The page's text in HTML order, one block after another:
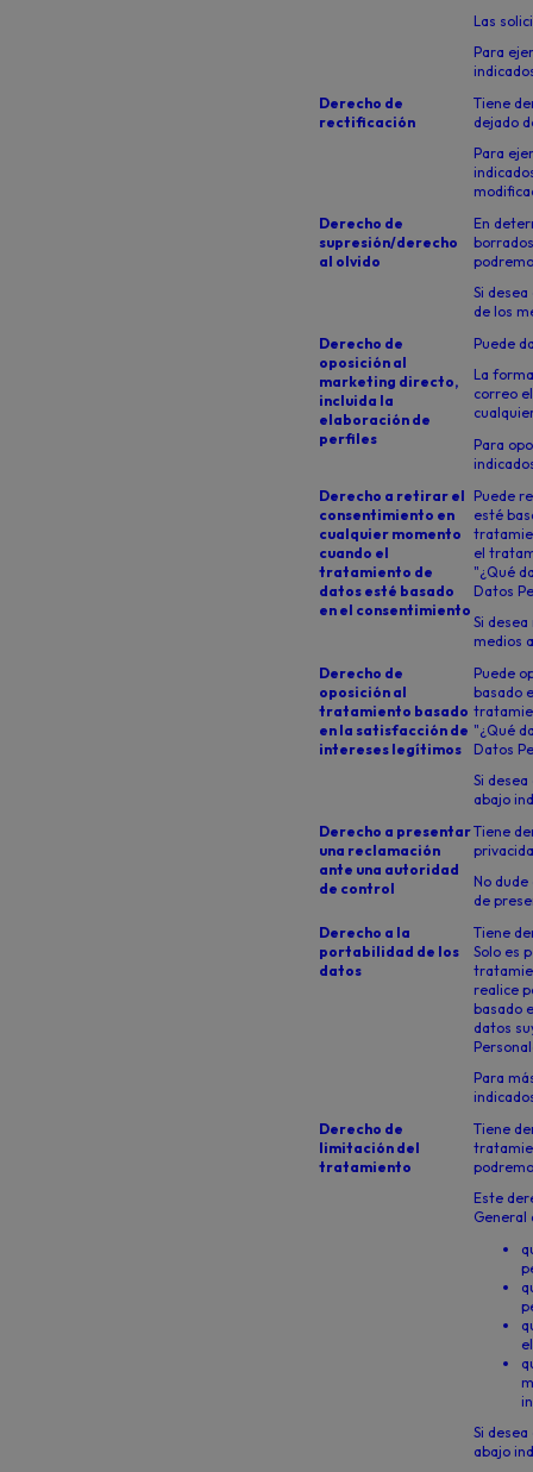
Las
Para
Derecho de
rectificación
Tiene
dejado
Para
Derecho de
supresión/derecho
al olvido
En
Si
de los
Derecho de
oposición al
marketing directo,
incluida la
elaboración de
perfiles
Puede
La
correo
Para
Derecho a retirar el
consentimiento en
cualquier momento
cuando el
tratamiento de
datos esté basado
en el consentimiento
Puede
esté
el
"¿Qué
Datos
Si
medios
Derecho de
oposición al
tratamiento basado
en la satisfacción de
intereses legítimos
Puede
basado
"¿Qué
Datos
Si
abajo
Derecho a presentar
una reclamación
ante una autoridad
de control
Tiene
No
de
Derecho a la
portabilidad de los
datos
Tiene
Solo es
realice
basado
datos
Para
Derecho de
limitación del
tratamiento
Tiene
Este
General
Si
abajo